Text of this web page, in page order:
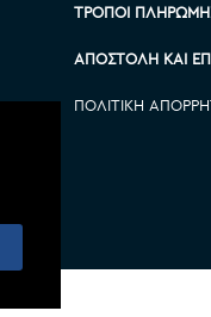
ΤΡΌΠΟΙ
ΑΠΟΣΤΟΛΉ ΚΑΙ
ΠΟΛΙΤΙΚΉ